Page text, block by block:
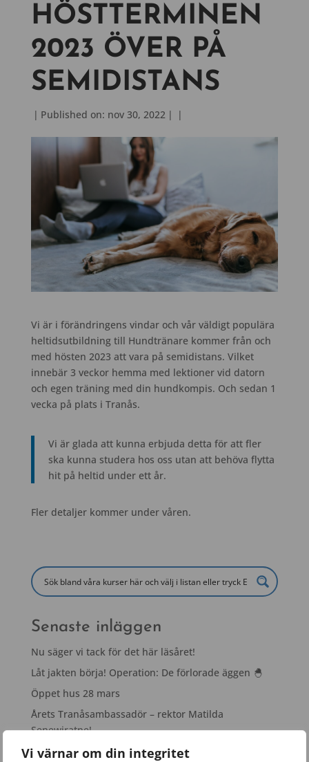
Vi värnar om din integritet
HÖSTTERMINEN
2023 ÖVER PÅ
SEMIDISTANS
| Published on: nov 30, 2022 | |
Vi är i förändringens vindar och vår väldigt populära
heltidsutbildning till Hundtränare kommer från och
med hösten 2023 att vara på semidistans. Vilket
innebär 3 veckor hemma med lektioner vid datorn
och egen träning med din hundkompis. Och sedan 1
vecka på plats i Tranås.
Vi är glada att kunna erbjuda detta för att fler
ska kunna studera hos oss utan att behöva flytta
hit på heltid under ett år.
Fler detaljer kommer under våren.
Senaste inläggen
Nu säger vi tack för det här läsåret!
Låt jakten börja! Operation: De förlorade äggen 🐣
Öppet hus 28 mars
Årets Tranåsambassadör – rektor Matilda
Senewiratne!
Snacka ock fika!